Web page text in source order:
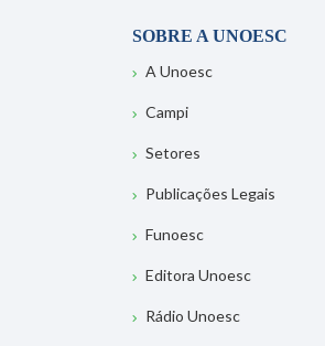
SOBRE A UNOESC
A Unoesc
Campi
Setores
Publicações Legais
Funoesc
Editora Unoesc
Rádio Unoesc